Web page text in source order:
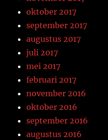
oktober 2017
september 2017
augustus 2017
juli 2017
mei 2017
februari 2017
november 2016
oktober 2016
september 2016
augustus 2016